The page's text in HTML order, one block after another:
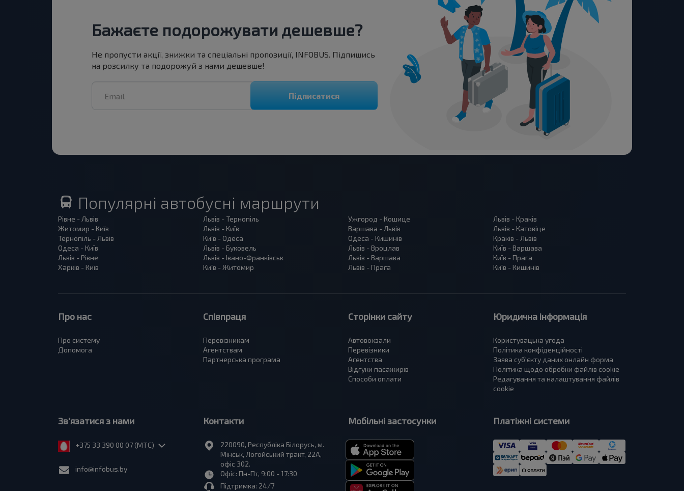
Бажаєте подорожувати дешевше?
Не пропусти акції, знижки та спеціальні пропозиції, INFOBUS. Підпишись
на розсилку та подорожуй з нами дешевше!
Підписатися
Популярні автобусні маршрути
Рівне - Львів
Житомир - Київ
Тернопіль - Львів
Одеса - Київ
Львів - Рівне
Харків - Київ
Львів - Тернопіль
Львів - Київ
Київ - Одеса
Львів - Буковель
Львів - Івано-Франківськ
Київ - Житомир
Ужгород - Кошице
Варшава - Львів
Одеса - Кишинів
Львів - Вроцлав
Львів - Варшава
Львів - Прага
Львів - Краків
Львів - Катовіце
Краків - Львів
Київ - Варшава
Київ - Прага
Київ - Кишинів
Про нас
Про систему
Допомога
Співпраця
Перевізникам
Агентствам
Партнерська програма
Сторінки сайту
Автовокзали
Перевізники
Агентства
Відгуки пасажирів
Способи оплати
Юридична інформація
Користувацька угода
Політика конфіденційності
Заява суб'єкту даних онлайн форма
Політика щодо обробки файлів cookie
Редагування та налаштування файлів
cookie
Зв'язатися з нами
+375 33 390 00 07 (МТС)
info@infobus.by
Контакти
220090, Республіка Білорусь, м.
Мінськ, Логойський тракт, 22А,
офіс 302.
Офіс: Пн-Пт, 9:00 - 17:30
Підтримка: 24/7
Мобільні застосунки Платіжні системи